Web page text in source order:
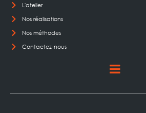
L'atelier
Nos réalisations
Nos méthodes
Contactez-nous